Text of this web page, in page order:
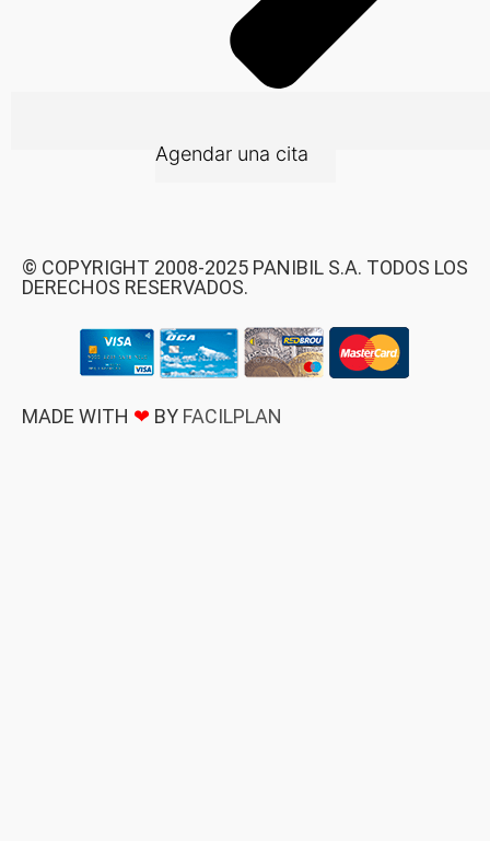
Agendar una cita
© COPYRIGHT 2008-2025 PANIBIL S.A. TODOS LOS
DERECHOS RESERVADOS.
MADE WITH ❤ BY FACILPLAN